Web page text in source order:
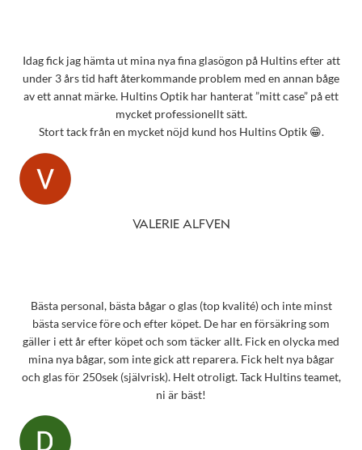
Idag fick jag hämta ut mina nya fina glasögon på Hultins efter att
under 3 års tid haft återkommande problem med en annan båge
av ett annat märke. Hultins Optik har hanterat ”mitt case” på ett
mycket professionellt sätt.
Stort tack från en mycket nöjd kund hos Hultins Optik 😁.
VALERIE ALFVEN
Bästa personal, bästa bågar o glas (top kvalité) och inte minst
bästa service före och efter köpet. De har en försäkring som
gäller i ett år efter köpet och som täcker allt. Fick en olycka med
mina nya bågar, som inte gick att reparera. Fick helt nya bågar
och glas för 250sek (självrisk). Helt otroligt. Tack Hultins teamet,
ni är bäst!